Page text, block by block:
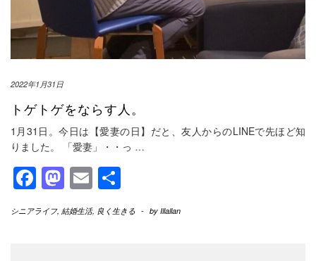
2022年1月31日
トゲトゲをならす人。
1月31日。今日は【愛妻の日】だと、友人からのLINEで先ほど知
りました。 「愛妻」・・っ …
Facebook
Mastodon
Email
有
シニアライフ, 結婚生活, 良く生きる - by Illallan